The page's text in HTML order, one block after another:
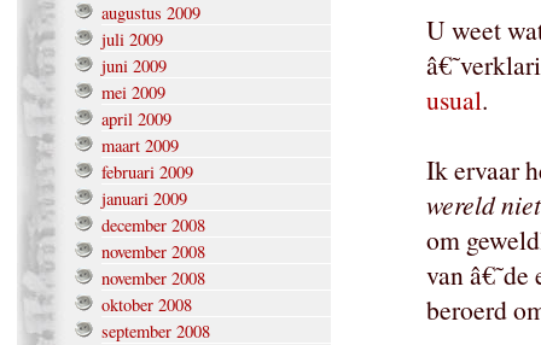
augustus 2009
juli 2009
juni 2009
mei 2009
april 2009
maart 2009
februari 2009
januari 2009
december 2008
november 2008
november 2008
oktober 2008
september 2008
U weet
usual.
Ik ervaar
wereld
om
van
beroerd